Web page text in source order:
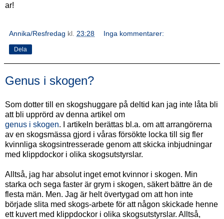
ar!
Annika/Resfredag kl. 23:28 Inga kommentarer:
Dela
Genus i skogen?
Som dotter till en skogshuggare på deltid kan jag inte låta bli
att bli upprörd av denna artikel om
genus i skogen. I artikeln berättas bl.a. om att arrangörerna
av en skogsmässa gjord i våras försökte locka till sig fler
kvinnliga skogsintresserade genom att skicka inbjudningar
med klippdockor i olika skogsutstyrslar.
Alltså, jag har absolut inget emot kvinnor i skogen. Min
starka och sega faster är grym i skogen, säkert bättre än de
flesta män. Men. Jag är helt övertygad om att hon inte
började slita med skogs-arbete för att någon skickade henne
ett kuvert med klippdockor i olika skogsutstyrslar. Alltså,